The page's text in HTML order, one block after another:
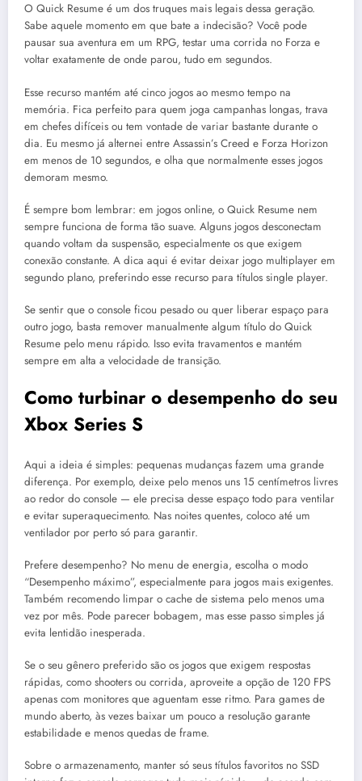
O Quick Resume é um dos truques mais legais dessa geração.
Sabe aquele momento em que bate a indecisão? Você pode
pausar sua aventura em um RPG, testar uma corrida no Forza e
voltar exatamente de onde parou, tudo em segundos.
Esse recurso mantém até cinco jogos ao mesmo tempo na
memória. Fica perfeito para quem joga campanhas longas, trava
em chefes difíceis ou tem vontade de variar bastante durante o
dia. Eu mesmo já alternei entre Assassin’s Creed e Forza Horizon
em menos de 10 segundos, e olha que normalmente esses jogos
demoram mesmo.
É sempre bom lembrar: em jogos online, o Quick Resume nem
sempre funciona de forma tão suave. Alguns jogos desconectam
quando voltam da suspensão, especialmente os que exigem
conexão constante. A dica aqui é evitar deixar jogo multiplayer em
segundo plano, preferindo esse recurso para títulos single player.
Se sentir que o console ficou pesado ou quer liberar espaço para
outro jogo, basta remover manualmente algum título do Quick
Resume pelo menu rápido. Isso evita travamentos e mantém
sempre em alta a velocidade de transição.
Como turbinar o desempenho do seu
Xbox Series S
Aqui a ideia é simples: pequenas mudanças fazem uma grande
diferença. Por exemplo, deixe pelo menos uns 15 centímetros livres
ao redor do console — ele precisa desse espaço todo para ventilar
e evitar superaquecimento. Nas noites quentes, coloco até um
ventilador por perto só para garantir.
Prefere desempenho? No menu de energia, escolha o modo
“Desempenho máximo”, especialmente para jogos mais exigentes.
Também recomendo limpar o cache de sistema pelo menos uma
vez por mês. Pode parecer bobagem, mas esse passo simples já
evita lentidão inesperada.
Se o seu gênero preferido são os jogos que exigem respostas
rápidas, como shooters ou corrida, aproveite a opção de 120 FPS
apenas com monitores que aguentam esse ritmo. Para games de
mundo aberto, às vezes baixar um pouco a resolução garante
estabilidade e menos quedas de frame.
Sobre o armazenamento, manter só seus títulos favoritos no SSD